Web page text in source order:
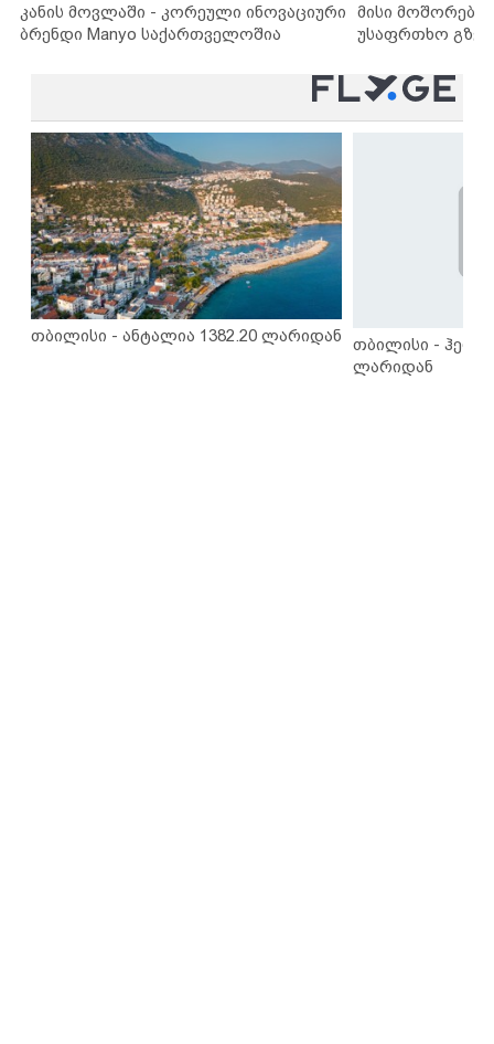
კანის მოვლაში - კორეული ინოვაციური
ბრენდი Manyo საქართველოშია
მისი
უსაფრთხო
თბილისი - ანტალია 1382.20 ლარიდან
თბილისი -
ლარიდან